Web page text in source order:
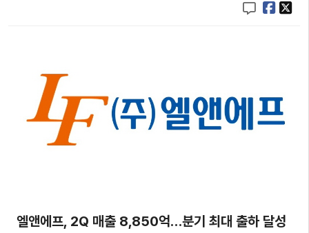
엘앤에프, 2Q 매출 8,850억…분기 최대 출하 달성